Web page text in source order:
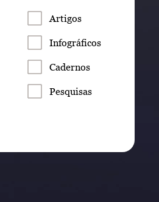
Artigos
Infográficos
Cadernos
Pesquisas